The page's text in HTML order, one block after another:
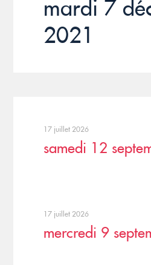
mardi 7
2021
17 juillet 2026
samedi 12
17 juillet 2026
mercredi 9